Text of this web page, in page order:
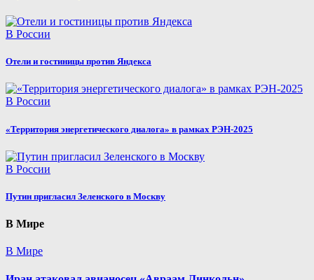
В России
Отели и гостиницы против Яндекса
В России
«Территория энергетического диалога» в рамках РЭН-2025
В России
Путин пригласил Зеленского в Москву
В Мире
В Мире